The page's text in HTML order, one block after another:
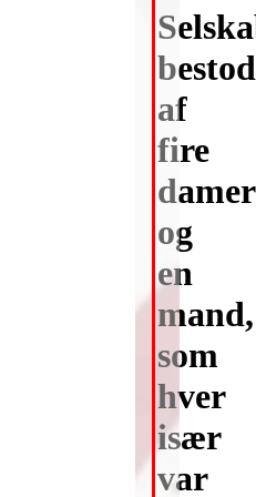
bestod
af
fire
damer
og
en
mand,
som
hver
især
var